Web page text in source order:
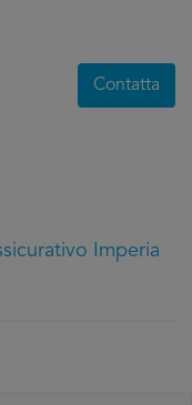
Imperia
Contatta